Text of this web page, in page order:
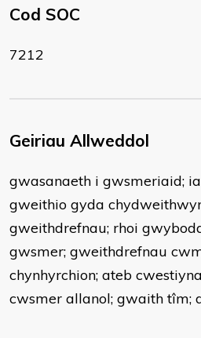
Cod SOC
7212
Geiriau Allweddol
gwasanaeth i gwsmeriaid;
gweithio gyda
gweithdrefnau; rhoi
gwsmer; gweithdrefnau
chynhyrchion; ateb
cwsmer allanol; gwaith tîm;